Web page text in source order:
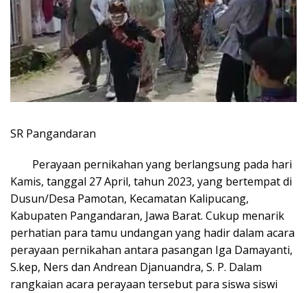
SR Pangandaran
Perayaan pernikahan yang berlangsung pada hari
Kamis, tanggal 27 April, tahun 2023, yang bertempat di
Dusun/Desa Pamotan, Kecamatan Kalipucang,
Kabupaten Pangandaran, Jawa Barat. Cukup menarik
perhatian para tamu undangan yang hadir dalam acara
perayaan pernikahan antara pasangan Iga Damayanti,
S.kep, Ners dan Andrean Djanuandra, S. P. Dalam
rangkaian acara perayaan tersebut para siswa siswi